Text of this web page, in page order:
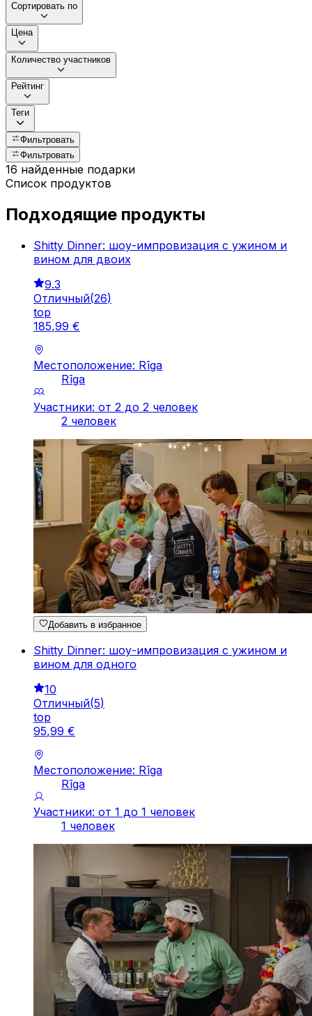
Сортировать по
Цена
Количество участников
Рейтинг
Теги
Фильтровать
Фильтровать
16 найденные подарки
Список продуктов
Подходящие продукты
Shitty Dinner: шоу-импровизация с ужином и
вином для двоих
9.3
Отличный(26)
top
185,99 €
Местоположение: Rīga
Rīga
Участники: от 2 до 2 человек
2 человек
Добавить в избранное
Shitty Dinner: шоу-импровизация с ужином и
вином для одного
10
Отличный(5)
top
95,99 €
Местоположение: Rīga
Rīga
Участники: от 1 до 1 человек
1 человек